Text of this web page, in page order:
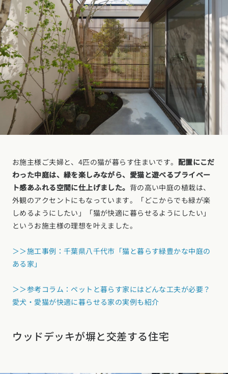
お施主様ご夫婦と、4匹の猫が暮らす住まいです。 配置にこだ
わった中庭は、緑を楽しみながら、愛猫と遊べるプライベー
ト感あふれる空間に仕上げました。 背の高い中庭の植栽は、
外観のアクセントにもなっています。「どこからでも緑が楽
しめるようにしたい」「猫が快適に暮らせるようにしたい」
というお施主様の理想を叶えました。
＞＞施工事例：千葉県八千代市「猫と暮らす緑豊かな中庭の
ある家」
＞＞参考コラム：ペットと暮らす家にはどんな工夫が必要？
愛犬・愛猫が快適に暮らせる家の実例も紹介
ウッドデッキが塀と交差する住宅